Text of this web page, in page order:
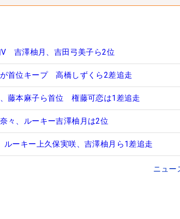
吉澤柚月、吉田弓美子ら2位
首位キープ 高橋しずくら2差追走
藤本麻子ら首位 権藤可恋は1差追走
々、ルーキー吉澤柚月は2位
ーキー上久保実咲、吉澤柚月ら1差追走
ニュー